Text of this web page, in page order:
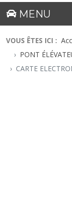
MENU
VOUS ÊTES ICI :
PONT
CARTE